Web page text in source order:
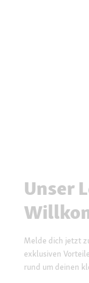
Unser
Melde dich jetzt
exklusiven
rund um deinen